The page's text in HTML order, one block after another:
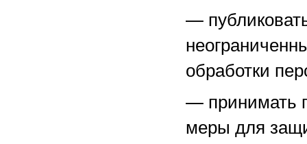
—
обработки
— принимать
меры для